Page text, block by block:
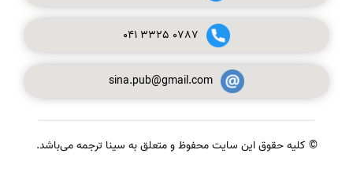
041 3325 0787
sina.pub@gmail.com
© کلیه حقوق این سایت محفوظ و متعلق به سینا ترجمه می‌باشد.